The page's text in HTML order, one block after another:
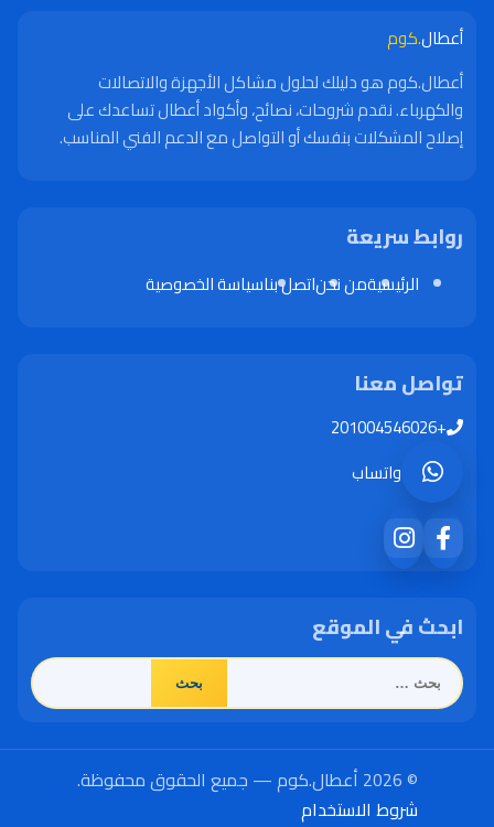
أعطال.كوم
أعطال.كوم هو دليلك لحلول مشاكل الأجهزة والاتصالات
والكهرباء. نقدم شروحات، نصائح، وأكواد أعطال تساعدك على
إصلاح المشكلات بنفسك أو التواصل مع الدعم الفني المناسب.
روابط سريعة
الرئيسيةمن نحناتصل بناسياسة الخصوصية
تواصل معنا
+201004546026
واتساب
ابحث في الموقع
البحث
عن:
© 2026 أعطال.كوم — جميع الحقوق محفوظة.
شروط الاستخدام